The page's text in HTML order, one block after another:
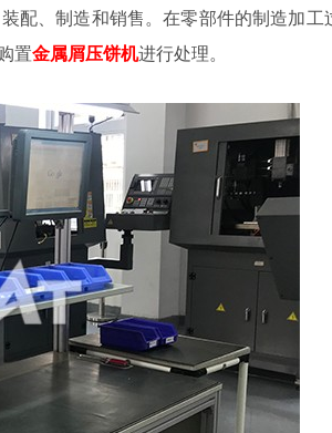
配、制造和销售。在零部件的制造加工
置金属屑压饼机进行处理。